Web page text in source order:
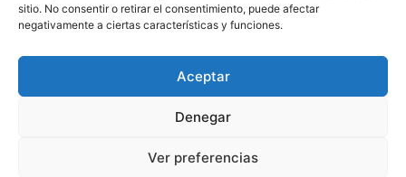
sitio. No consentir o retirar el consentimiento, puede afectar
negativamente a ciertas características y funciones.
Aceptar
Denegar
Ver preferencias
app.colfisiocv.com
© Copyright 2026- Ilustre Colegio Oficial de
Fisioterapeutas de la Comunidad Valenciana. All rights
reserved.